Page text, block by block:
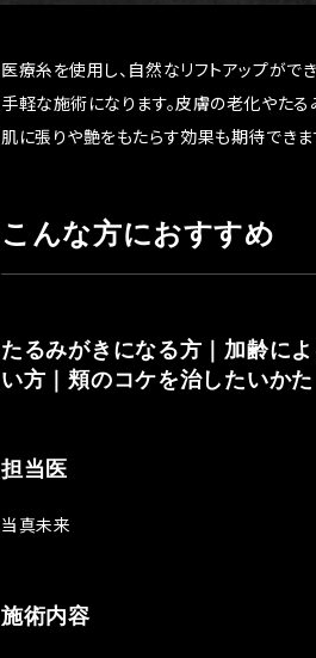
医療糸を使用し、自然なリフトアップが
手軽な施術になります。皮膚の老化やた
肌に張りや艶をもたらす効果も期待できま
こんな方におすすめ
たるみがきになる方｜加齢に
い方｜頬のコケを治したいかた
担当医
当真未来
施術内容